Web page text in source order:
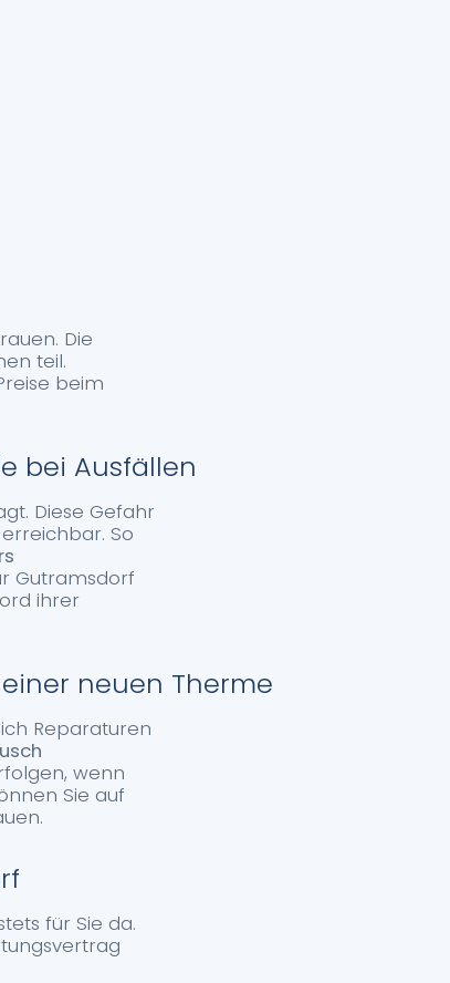
Die
teil.
beim
bei Ausfällen
Diese Gefahr
So
Gutramsdorf
ihrer
einer neuen Therme
Reparaturen
wenn
Sie auf
für Sie da.